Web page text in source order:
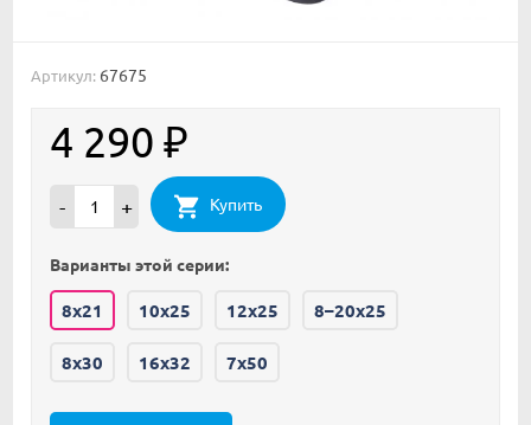
Артикул: 67675
4 290 ₽
- + Купить
Варианты этой серии:
8x21 10x25 12x25 8–20x25
8x30 16x32 7x50